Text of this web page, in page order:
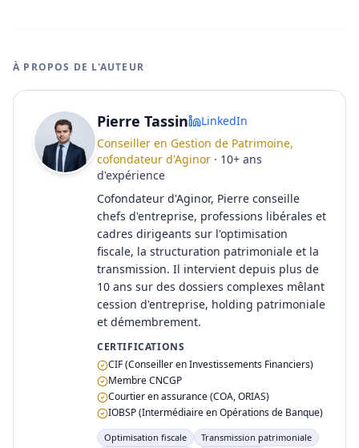
À PROPOS DE L'AUTEUR
Pierre Tassin
LinkedIn
Conseiller en Gestion de Patrimoine,
cofondateur d'Aginor · 10+ ans
d'expérience
Cofondateur d'Aginor, Pierre conseille
chefs d'entreprise, professions libérales et
cadres dirigeants sur l'optimisation
fiscale, la structuration patrimoniale et la
transmission. Il intervient depuis plus de
10 ans sur des dossiers complexes mêlant
cession d'entreprise, holding patrimoniale
et démembrement.
CERTIFICATIONS
CIF (Conseiller en Investissements Financiers)
Membre CNCGP
Courtier en assurance (COA, ORIAS)
IOBSP (Intermédiaire en Opérations de Banque)
Optimisation fiscale
Transmission patrimoniale